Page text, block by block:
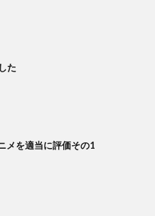
た
メを適当に評価その1